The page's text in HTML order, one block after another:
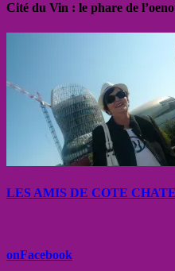
Cité du Vin : le phare de
LES AMIS DE COTE
onFacebook